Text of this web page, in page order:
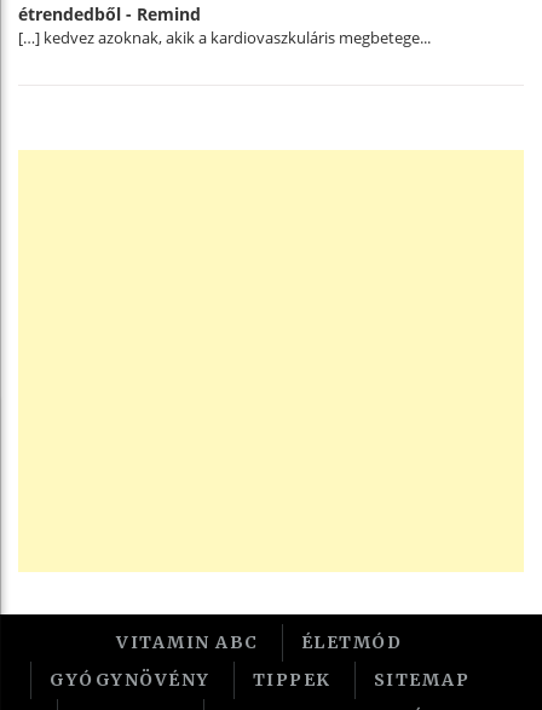
étrendedből - Remind
[…] kedvez azoknak, akik a kardiovaszkuláris megbetege...
VITAMIN ABC
ÉLETMÓD
GYÓGYNÖVÉNY
TIPPEK
SITEMAP